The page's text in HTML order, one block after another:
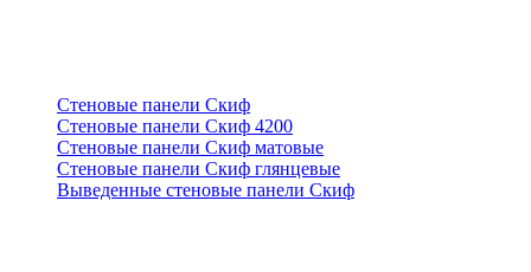
Стеновые панели Скиф
Стеновые панели Скиф 4200
Стеновые панели Скиф матовые
Стеновые панели Скиф глянцевые
Выведенные стеновые панели Скиф